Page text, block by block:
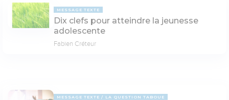
MESSAGE TEXTE
Dix clefs pour atteindre la jeunesse
adolescente
Fabien Créteur
MESSAGE TEXTE LA QUESTION TABOUE